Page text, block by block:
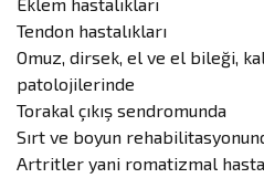
Tendon hastalıkları
Omuz, dirsek, el ve el bileği,
patolojilerinde
Torakal çıkış sendromunda
Sırt ve boyun
Artritler yani romatizmal